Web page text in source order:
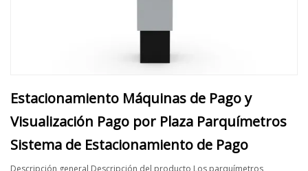
Estacionamiento Máquinas de Pago y
Visualización Pago por Plaza Parquímetros
Sistema de Estacionamiento de Pago
Descripción general Descripción del producto Los parquímetros